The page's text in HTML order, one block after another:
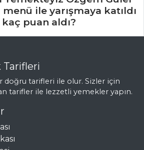
ile yarışmaya katıldı
kaç puan aldı?
Tarifleri
doğru tarifleri ile olur. Sizler için
tarifler ile lezzetli yemekler yapın.